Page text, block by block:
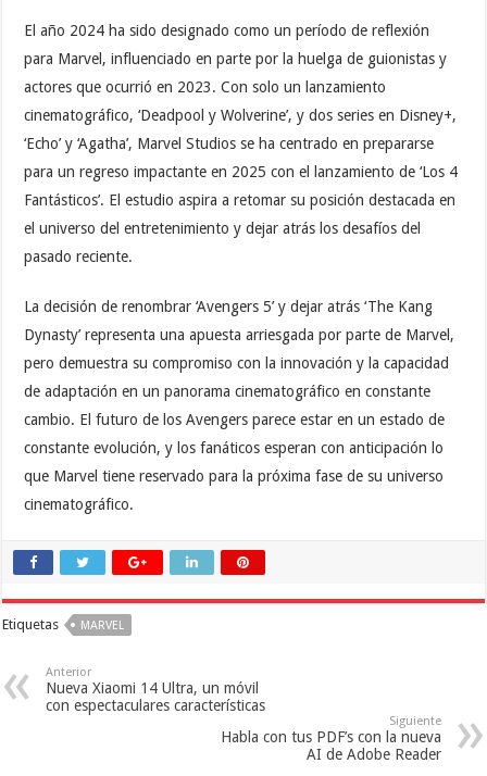
El año 2024 ha sido designado como un período de reflexión
para Marvel, influenciado en parte por la huelga de guionistas y
actores que ocurrió en 2023. Con solo un lanzamiento
cinematográfico, ‘Deadpool y Wolverine’, y dos series en Disney+,
‘Echo’ y ‘Agatha’, Marvel Studios se ha centrado en prepararse
para un regreso impactante en 2025 con el lanzamiento de ‘Los 4
Fantásticos’. El estudio aspira a retomar su posición destacada en
el universo del entretenimiento y dejar atrás los desafíos del
pasado reciente.
La decisión de renombrar ‘Avengers 5’ y dejar atrás ‘The Kang
Dynasty’ representa una apuesta arriesgada por parte de Marvel,
pero demuestra su compromiso con la innovación y la capacidad
de adaptación en un panorama cinematográfico en constante
cambio. El futuro de los Avengers parece estar en un estado de
constante evolución, y los fanáticos esperan con anticipación lo
que Marvel tiene reservado para la próxima fase de su universo
cinematográfico.
Etiquetas MARVEL
Anterior
Nueva Xiaomi 14 Ultra, un móvil
con espectaculares características
Siguiente
Habla con tus PDF’s con la nueva
AI de Adobe Reader